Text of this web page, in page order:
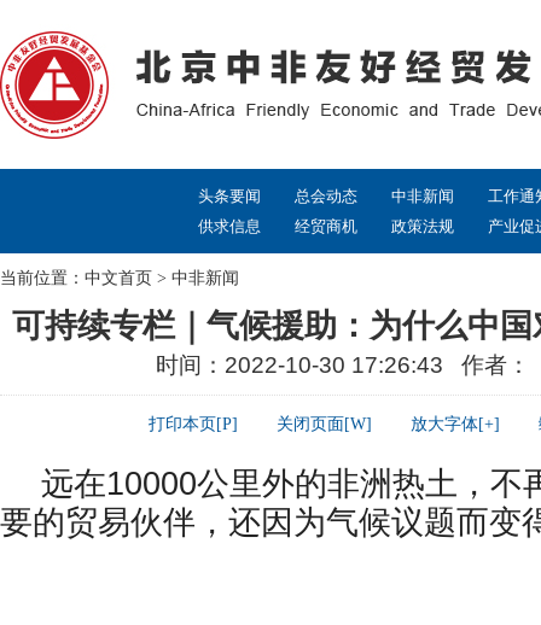
头条要闻 总会动态 中非新闻
工作通
供求信息
经贸商机 政策法规 产业促
当前位置： 中文首页 > 中非新闻
可持续专栏｜气候援助：为什么中
时间：2022-10-30 17:26:43 作者
打印本页[P] 关闭页面[W] 放大字体[+]
远在10000公里外的非洲热土，不
要的贸易伙伴，还因为气候议题而变